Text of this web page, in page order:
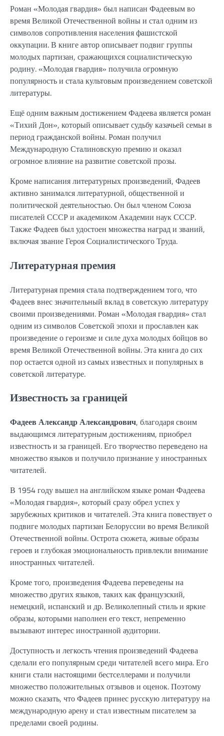
Роман «Молодая гвардия» был написан Фадеевым во
время Великой Отечественной войны и стал одним из
символов сопротивления населения фашистской
оккупации. В книге автор описывает подвиг группы
молодых партизан, сражающихся социалистическую
родину. «Молодая гвардия» получила огромную
популярность и стала культовым произведением советской
литературы.
Ещё одним важным достижением Фадеева является роман
«Тихий Дон», который описывает судьбу казачьей семьи в
период гражданской войны. Роман получил
Международную Сталиновскую премию и оказал
огромное влияние на развитие советской прозы.
Кроме написания литературных произведений, Фадеев
активно занимался литературной, общественной и
политической деятельностью. Он был членом Союза
писателей СССР и академиком Академии наук СССР.
Также Фадеев был удостоен множества наград и званий,
включая звание Героя Социалистического Труда.
Литературная премия
Литературная премия стала подтверждением того, что
Фадеев внес значительный вклад в советскую литературу
своими произведениями. Роман «Молодая гвардия» стал
одним из символов Советской эпохи и прославлен как
произведение о героизме и силе духа молодых бойцов во
время Великой Отечественной войны. Эта книга до сих
пор остается одной из самых известных и популярных в
советской литературе.
Известность за границей
Фадеев Александр Александрович, благодаря своим
выдающимся литературным достижениям, приобрел
известность и за границей. Его творчество переведено на
множество языков и получило признание у иностранных
читателей.
В 1954 году вышел на английском языке роман Фадеева
«Молодая гвардия», который сразу обрел успех у
зарубежных критиков и читателей. Эта книга повествует о
подвиге молодых партизан Белоруссии во время Великой
Отечественной войны. Острота сюжета, живые образы
героев и глубокая эмоциональность привлекли внимание
иностранных читателей.
Кроме того, произведения Фадеева переведены на
множество других языков, таких как французский,
немецкий, испанский и др. Великолепный стиль и яркие
образы, которыми наполнен его текст, непременно
вызывают интерес иностранной аудитории.
Доступность и легкость чтения произведений Фадеева
сделали его популярным среди читателей всего мира. Его
книги стали настоящими бестселлерами и получили
множество положительных отзывов и оценок. Поэтому
можно сказать, что Фадеев принес русскую литературу на
международную арену и стал известным писателем за
пределами своей родины.